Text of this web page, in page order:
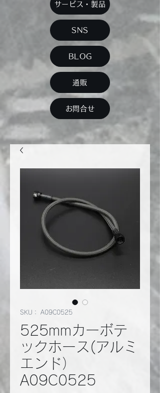
サービス・製品
SNS
BLOG
通販
お問合せ
SKU： A09C0525
525mmカーボテ
ックホース(アルミ
エンド）
A09C0525